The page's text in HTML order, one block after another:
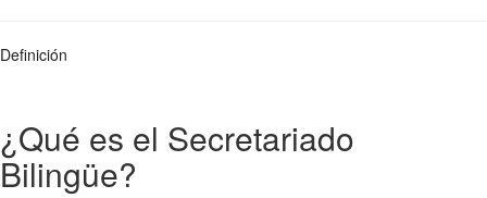
Definición
¿Qué es el Secretariado
Bilingüe?